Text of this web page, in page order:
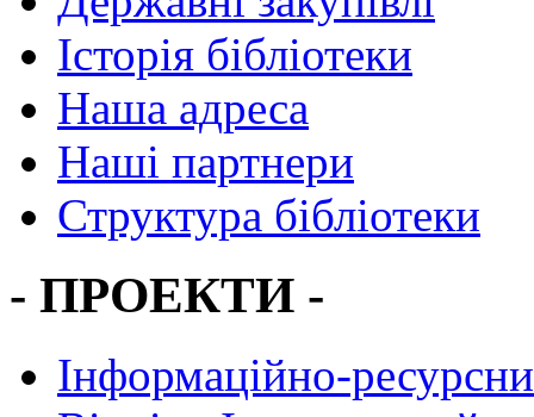
Історія бібліотеки
Наша адреса
Наші партнери
Структура бібліотеки
- ПРОЕКТИ -
Інформаційно-